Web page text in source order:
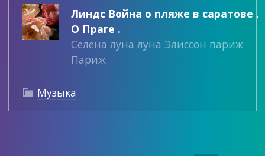
Линдс Война о пляже в саратове .
О Праге .
Селена луна луна Элиссон париж
Париж
 Музыка